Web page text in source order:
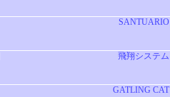
SANTUARIO
飛翔システム
GATLING CAT